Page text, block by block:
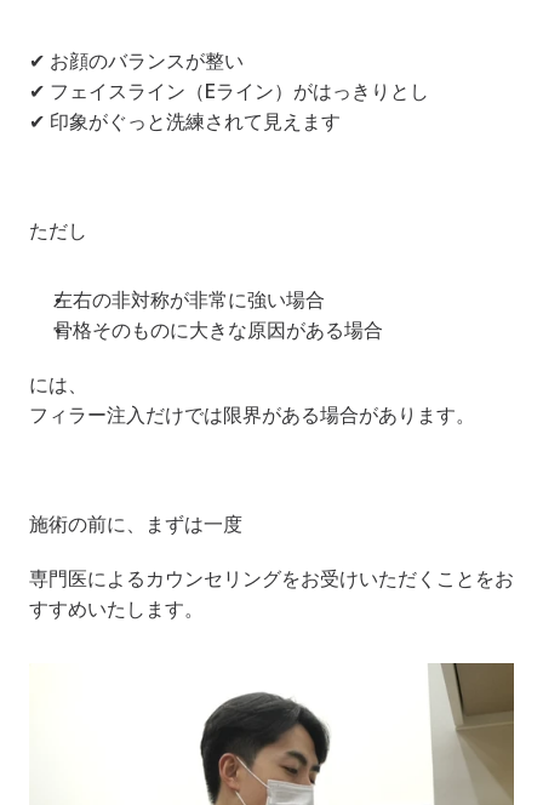
✔ お顔のバランスが整い
✔ フェイスライン（Eライン）がはっきりとし
✔ 印象がぐっと洗練されて見えます
ただし
左右の非対称が非常に強い場合
骨格そのものに大きな原因がある場合
には、
フィラー注入だけでは限界がある場合があります。
施術の前に、まずは一度
専門医によるカウンセリングをお受けいただくことをお
すすめいたします。